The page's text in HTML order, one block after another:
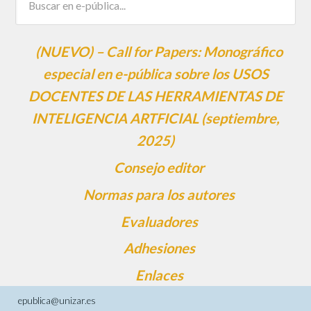
(NUEVO) – Call for Papers: Monográfico
especial en e-pública sobre los USOS
DOCENTES DE LAS HERRAMIENTAS DE
INTELIGENCIA ARTFICIAL (septiembre,
2025)
Consejo editor
Normas para los autores
Evaluadores
Adhesiones
Enlaces
epublica@unizar.es